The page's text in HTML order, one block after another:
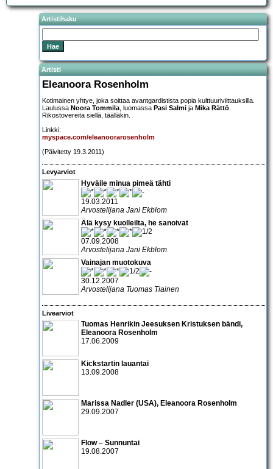
Artistihaku
Artisti
Eleanoora Rosenholm
Kotimainen yhtye, joka soittaa avantgardistista popia kulttuuriviittauksilla.
Laulussa Noora Tommila , luomassa Pasi Salmi ja Mika Rättö
Rikostovereita siellä, täälläkin.
Linkki:
myspace.com/eleanoorarosenholm
(Päivitetty 19.3.2011)
Levyarviot
Hyväile minua pimeä tähti
19.03.2011
Arvostelijana Jani Ekblom
Älä kysy kuolleilta, he sanoivat
07.09.2008
Arvostelijana Jani Ekblom
Vainajan muotokuva
30.12.2007
Arvostelijana Tuomas Tiainen
Livearviot
Tuomas Henrikin Jeesuksen Kristuksen bändi,
Eleanoora Rosenholm
17.06.2009
Kickstartin lauantai
13.09.2008
Marissa Nadler (USA), Eleanoora Rosenholm
29.09.2007
Flow – Sunnuntai
19.08.2007